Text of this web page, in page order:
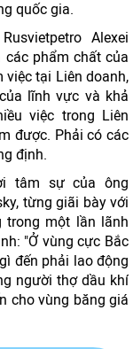
quốc gia.
Alexei
phẩm chất của
việc tại Liên doanh,
lĩnh vực và khả
việc trong Liên
được. Phải có các
định.
tâm sự của ông
từng giãi bày với
trong một lần lãnh
"Ở vùng cực Bắc
đến phải lao động
người thợ dầu khí
cho vùng băng giá